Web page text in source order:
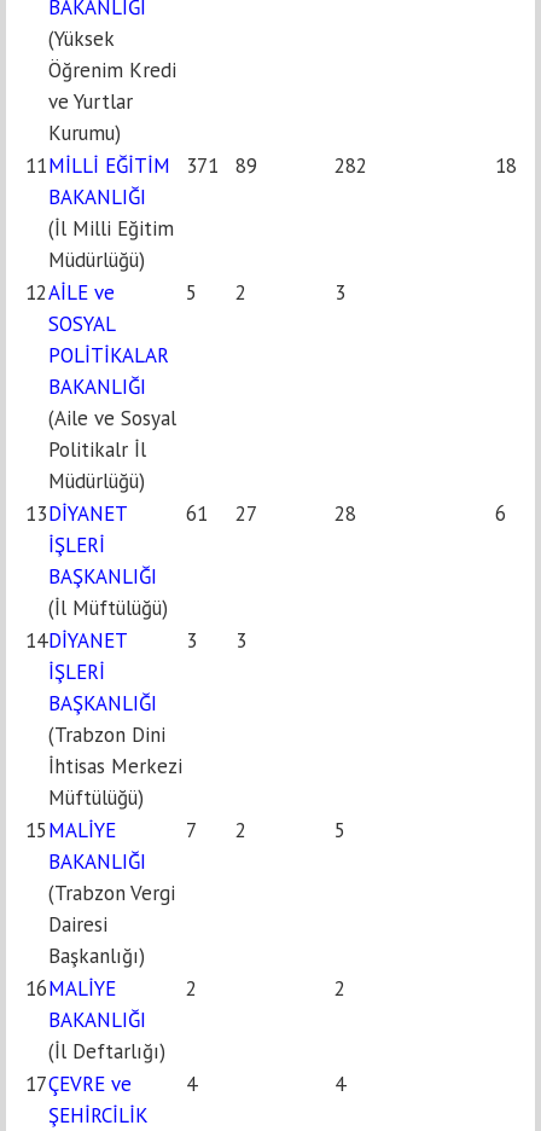
BAKANLIĞI
(Yüksek
Öğrenim Kredi
ve Yurtlar
Kurumu)
11MİLLİ EĞİTİM
BAKANLIĞI
(İl Milli Eğitim
Müdürlüğü)
371 89 282 18
12AİLE ve
SOSYAL
POLİTİKALAR
BAKANLIĞI
(Aile ve Sosyal
Politikalr İl
Müdürlüğü)
5 2 3
13DİYANET
İŞLERİ
BAŞKANLIĞI
(İl Müftülüğü)
61 27 28 6
14DİYANET
İŞLERİ
BAŞKANLIĞI
(Trabzon Dini
İhtisas Merkezi
Müftülüğü)
3 3
15MALİYE
BAKANLIĞI
(Trabzon Vergi
Dairesi
Başkanlığı)
7 2 5
16MALİYE
BAKANLIĞI
(İl Deftarlığı)
2 2
17ÇEVRE ve
ŞEHİRCİLİK
4 4